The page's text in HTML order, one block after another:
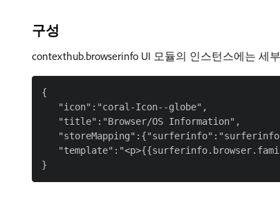
구성
contexthub.browserinfo UI 모듈의 인스턴스에는
{
   "icon":"coral-Icon--globe",
   "title":"Browser/OS Information",